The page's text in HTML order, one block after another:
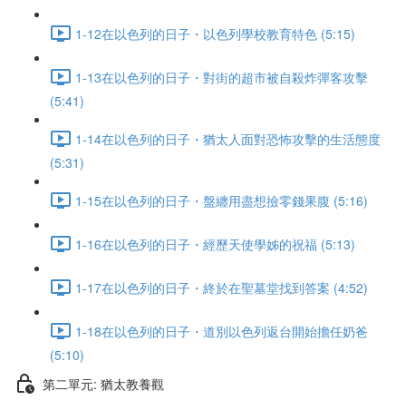
1-12在以色列的日子・以色列學校教育特色 (5:15)
1-13在以色列的日子・對街的超市被自殺炸彈客攻擊
(5:41)
1-14在以色列的日子・猶太人面對恐怖攻擊的生活態度
(5:31)
1-15在以色列的日子・盤纏用盡想撿零錢果腹 (5:16)
1-16在以色列的日子・經歷天使學姊的祝福 (5:13)
1-17在以色列的日子・終於在聖墓堂找到答案 (4:52)
1-18在以色列的日子・道別以色列返台開始擔任奶爸
(5:10)
第二單元: 猶太教養觀